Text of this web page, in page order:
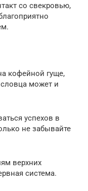
со свекровью,
кофейной гуще,
словца может и
успехов в
не забывайте
верхних
система.